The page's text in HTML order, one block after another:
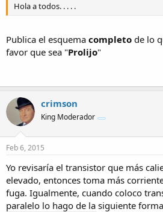
Hola a todos. . . . .
Publica el esquema completo de lo
favor que sea "Prolijo"
crimson
King Moderador
Feb 6, 2015
Yo revisaría el transistor que más
elevado, entonces toma más
fuga. Igualmente, cuando coloco
paralelo lo hago de la siguiente